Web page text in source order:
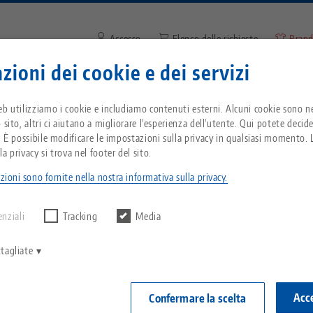
dei cookie e dei servizi
utilizziamo i cookie e includiamo contenuti esterni. Alcuni cookie sono
altri ci aiutano a migliorare l'esperienza dell'utente. Qui potete
possibile modificare le impostazioni sulla privacy in qualsiasi momento.
privacy si trova nel footer del sito.
sono fornite nella nostra informativa sulla privacy.
Tracking Media
Confermare la scelta
pagina degli Stati Uniti per vedere i contenuti
del Paese.
usa.com
Tutto da un'unica fonte
punto zero
Breadcrumb
Informazioni su LANG
Innovazioni
Servizio
Download
Richiesta catalogo
Notizie
Blog
Eventi
Accesso Elenco delle richieste
Inserire il termine di ricerca
alcun risultato.
Mandrini
Technik per la fresatura di componenti tondi.
e contorni. Soluzioni per diametri di serraggio da Ø